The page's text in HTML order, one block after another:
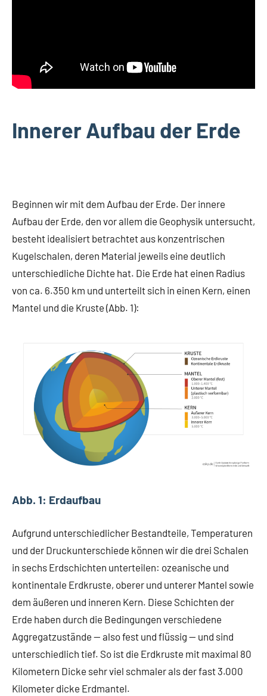
Innerer Aufbau der Erde
Beginnen wir mit dem Aufbau der Erde. Der innere
Aufbau der Erde, den vor allem die Geophysik untersucht,
besteht idealisiert betrachtet aus konzentrischen
Kugelschalen, deren Material jeweils eine deutlich
unterschiedliche Dichte hat. Die Erde hat einen Radius
von ca. 6.350 km und unterteilt sich in einen Kern, einen
Mantel und die Kruste (Abb. 1):
Abb. 1: Erdaufbau
Aufgrund unterschiedlicher Bestandteile, Temperaturen
und der Druckunterschiede können wir die drei Schalen
in sechs Erdschichten unterteilen: ozeanische und
kontinentale Erdkruste, oberer und unterer Mantel sowie
dem äußeren und inneren Kern. Diese Schichten der
Erde haben durch die Bedingungen verschiedene
Aggregatzustände — also fest und flüssig — und sind
unterschiedlich tief. So ist die Erdkruste mit maximal 80
Kilometern Dicke sehr viel schmaler als der fast 3.000
Kilometer dicke Erdmantel.